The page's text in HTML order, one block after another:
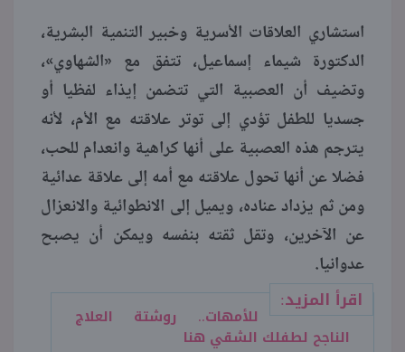
استشاري العلاقات الأسرية وخبير التنمية البشرية،
الدكتورة شيماء إسماعيل، تتفق مع «الشهاوي»،
وتضيف أن العصبية التي تتضمن إيذاء لفظيا أو
جسديا للطفل تؤدي إلى توتر علاقته مع الأم، لأنه
يترجم هذه العصبية على أنها كراهية وانعدام للحب،
فضلا عن أنها تحول علاقته مع أمه إلى علاقة عدائية
ومن ثم يزداد عناده، ويميل إلى الانطوائية والانعزال
عن الآخرين، وتقل ثقته بنفسه ويمكن أن يصبح
عدوانيا.
اقرأ المزيد:
للأمهات.. روشتة العلاج
الناجح لطفلك الشقي هنا